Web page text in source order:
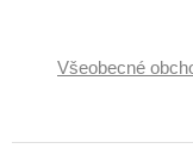
Všeobecné